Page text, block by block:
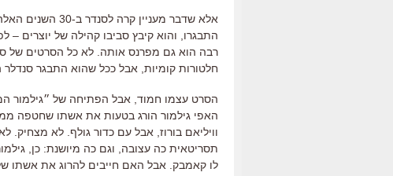
אלא שדבר מעניין קרה לסנדר ב-30 השנים
התבגרו, והוא קיבץ סביבו קהילה של יוצרים –
רבה הוא גם מפרנס אותה. לא כל הסרטים של
חלטורות קומיות, אבל ככל שהוא התבגר סנדלר
הסרט עצמו חמוד, אבל הפתיחה של ״גילמור
האפי גילמור הורג בטעות את אשתו שחטפה
וויליאם בורוז, אבל עם כדור גולף. לא מצחיק.
תסריטאית כה עצובה, וגם כה מיושנת: כן,
לו קאמבק. אבל האם חייבים להרוג את אשתו של